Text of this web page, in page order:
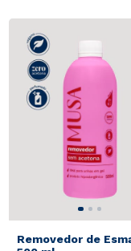
Removedor de